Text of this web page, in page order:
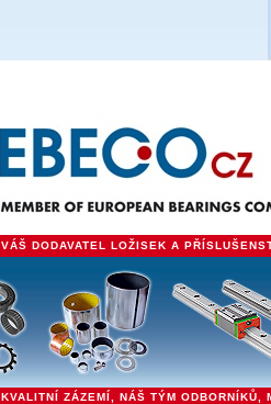
VÁŠ DODAVATEL LOŽISEK A
KVALITNÍ ZÁZEMÍ, NÁŠ TÝM ODBORNÍKŮ,